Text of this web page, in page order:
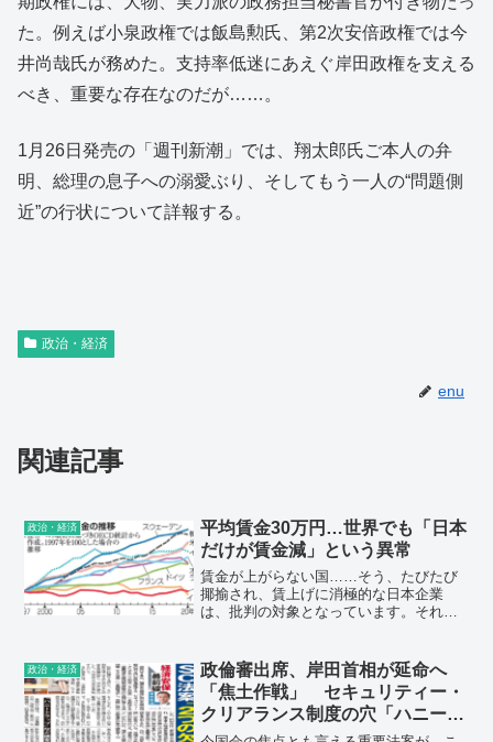
た。例えば小泉政権では飯島勲氏、第2次安倍政権では今
井尚哉氏が務めた。支持率低迷にあえぐ岸田政権を支える
べき、重要な存在なのだが……。
1月26日発売の「週刊新潮」では、翔太郎氏ご本人の弁
明、総理の息子への溺愛ぶり、そしてもう一人の“問題側
近”の行状について詳報する。
政治・経済
enu
関連記事
政治・経済
平均賃金30万円…世界でも「日本
だけが賃金減」という異常
賃金が上がらない国……そう、たびたび
揶揄され、賃上げに消極的な日本企業
は、批判の対象となっています。それに
政治・経済
政倫審出席、岸田首相が延命へ
「焦土作戦」 セキュリティー・
クリアランス制度の穴「ハニート
ラップ」の検査項目がない